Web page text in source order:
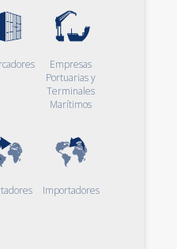
Empresas
Portuarias y
Terminales
Marítimos
Importadores